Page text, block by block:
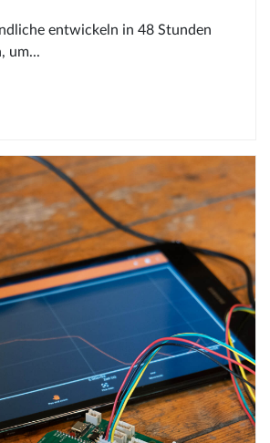
entwickeln in 48 Stunden
um...